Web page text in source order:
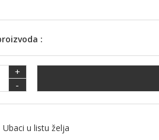
:
+
-
Ubaci u listu želja